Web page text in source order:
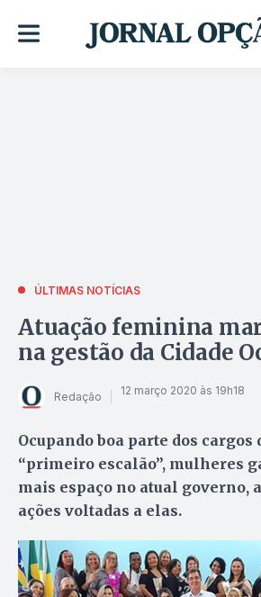
ÚLTIMAS NOTÍCIAS
Atuação feminina
na gestão da Cidade
Redação 12 março 2020 às 19h18
Ocupando boa parte dos cargos
“primeiro escalão”, mulheres
mais espaço no atual governo,
ações voltadas a elas.